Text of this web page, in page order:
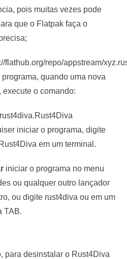
pois muitas vezes pode
que o Flatpak faça o
flathub.org/repo/appstream/
quando uma nova
o comando:
iniciar o programa, digite
em um terminal.
iniciar o programa no menu
ou qualquer outro lançador
ou digite rust4diva ou em um
TAB.
para desinstalar o Rust4Diva